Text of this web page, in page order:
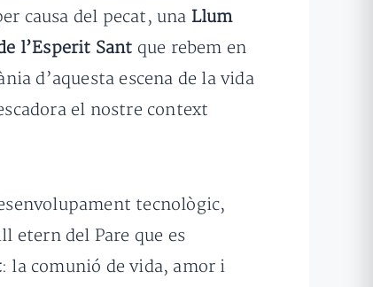
causa del pecat, una Llum
l’Esperit Sant que rebem en
d’aquesta escena de la vida
el nostre context
tecnològic,
etern del Pare que es
: la comunió de vida, amor i